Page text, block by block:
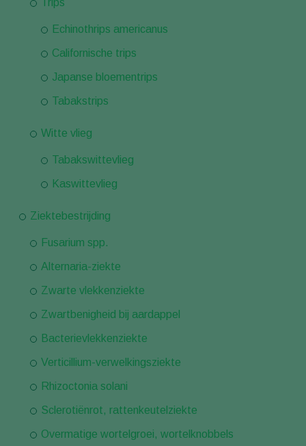
Trips
Echinothrips americanus
Californische trips
Japanse bloementrips
Tabakstrips
Witte vlieg
Tabakswittevlieg
Kaswittevlieg
Ziektebestrijding
Fusarium spp.
Alternaria-ziekte
Zwarte vlekkenziekte
Zwartbenigheid bij aardappel
Bacterievlekkenziekte
Verticillium-verwelkingsziekte
Rhizoctonia solani
Sclerotiënrot, rattenkeutelziekte
Overmatige wortelgroei, wortelknobbels